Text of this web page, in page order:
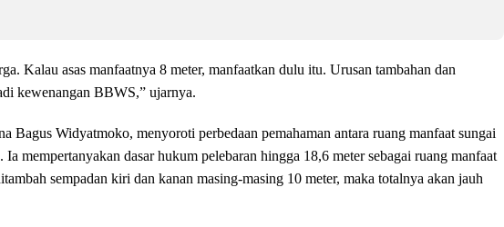
Kalau asas manfaatnya 8 meter, manfaatkan dulu itu. Urusan tambahan dan
kewenangan BBWS,” ujarnya.
Bagus Widyatmoko, menyoroti perbedaan pemahaman antara ruang manfaat sungai
Ia mempertanyakan dasar hukum pelebaran hingga 18,6 meter sebagai ruang manfaat
sempadan kiri dan kanan masing-masing 10 meter, maka totalnya akan jauh